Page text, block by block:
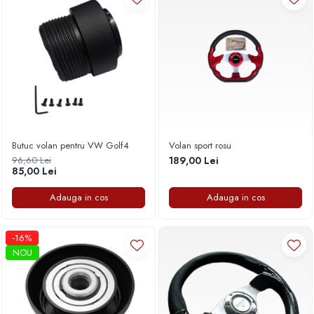
Capace r16 Toyota
Capace r16 Volvo
Capace r16 VW
Capace roti marimea 12'
Butuc volan pentru VW Golf4
96,60 Lei
85,00 Lei
Adauga in cos
Volan sport rosu
189,00 Lei
Adauga in cos
-16%
NOU